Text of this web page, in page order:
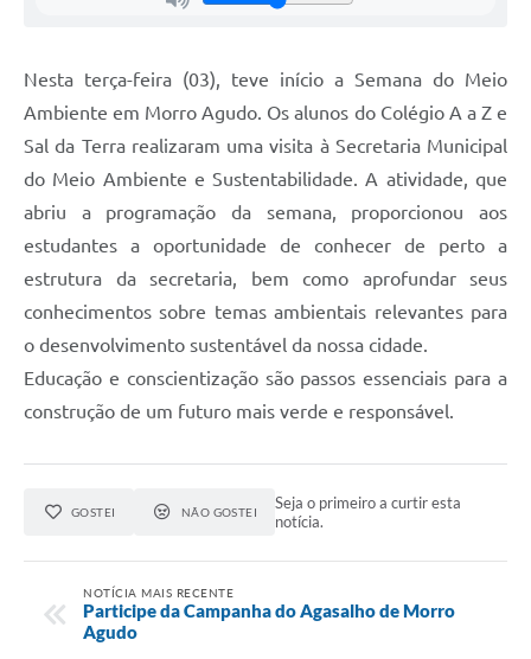
Nesta terça-feira (03), teve início a Semana do Meio
Ambiente em Morro Agudo. Os alunos do Colégio A a Z e
Sal da Terra realizaram uma visita à Secretaria Municipal
do Meio Ambiente e Sustentabilidade. A atividade, que
abriu a programação da semana, proporcionou aos
estudantes a oportunidade de conhecer de perto a
estrutura da secretaria, bem como aprofundar seus
conhecimentos sobre temas ambientais relevantes para
o desenvolvimento sustentável da nossa cidade.
Educação e conscientização são passos essenciais para a
construção de um futuro mais verde e responsável.
GOSTEI NÃO GOSTEI
Seja o primeiro a curtir esta
notícia.
NOTÍCIA MAIS RECENTE
Participe da Campanha do Agasalho de Morro
Agudo